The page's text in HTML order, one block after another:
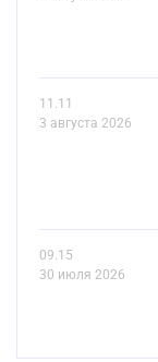
11.11
3 августа 2026
09.15
30 июля 2026